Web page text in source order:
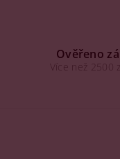
Ověřeno
Více než 2500